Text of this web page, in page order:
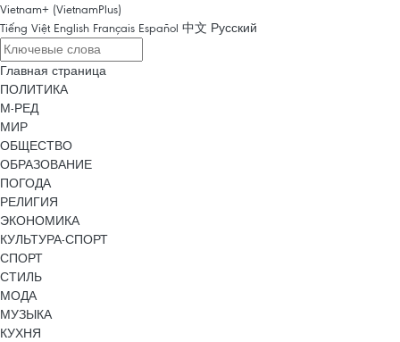
Vietnam+ (VietnamPlus)
Tiếng Việt English Français Español 中文 Русский
Главная страница
ПОЛИТИКА
М-РЕД
МИР
ОБЩЕСТВО
ОБРАЗОВАНИЕ
ПОГОДА
РЕЛИГИЯ
ЭКОНОМИКА
КУЛЬТУРА-СПОРТ
СПОРТ
СТИЛЬ
МОДА
МУЗЫКА
КУХНЯ